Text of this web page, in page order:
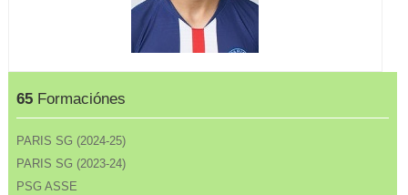
65 Formaciónes
PARIS SG (2024-25)
PARIS SG (2023-24)
PSG ASSE